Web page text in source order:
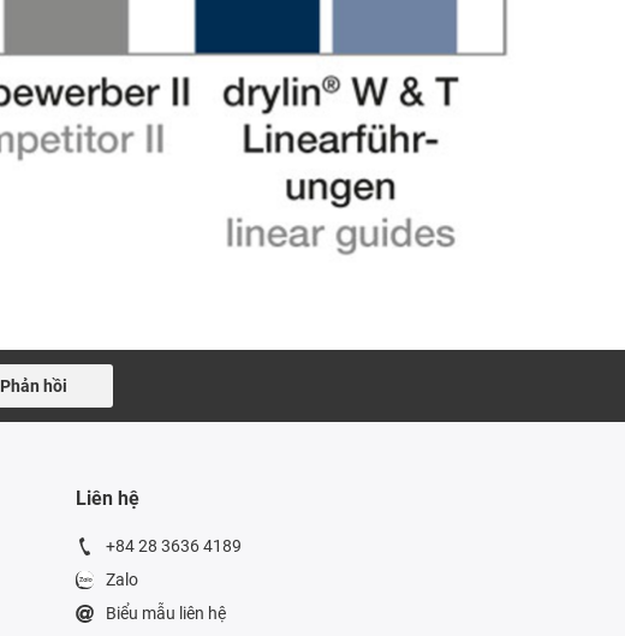
Phản hồi
Liên hệ
+84 28 3636 4189
Zalo
Biểu mẫu liên hệ